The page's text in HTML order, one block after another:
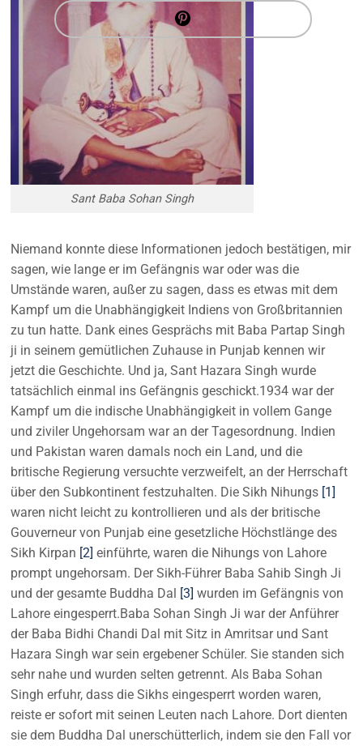
Sant Baba Sohan Singh
Niemand konnte diese Informationen jedoch bestätigen, mir
sagen, wie lange er im Gefängnis war oder was die
Umstände waren, außer zu sagen, dass es etwas mit dem
Kampf um die Unabhängigkeit Indiens von Großbritannien
zu tun hatte. Dank eines Gesprächs mit Baba Partap Singh
ji in seinem gemütlichen Zuhause in Punjab kennen wir
jetzt die Geschichte. Und ja, Sant Hazara Singh wurde
tatsächlich einmal ins Gefängnis geschickt.1934 war der
Kampf um die indische Unabhängigkeit in vollem Gange
und ziviler Ungehorsam war an der Tagesordnung. Indien
und Pakistan waren damals noch ein Land, und die
britische Regierung versuchte verzweifelt, an der Herrschaft
über den Subkontinent festzuhalten. Die Sikh Nihungs [1]
waren nicht leicht zu kontrollieren und als der britische
Gouverneur von Punjab eine gesetzliche Höchstlänge des
Sikh Kirpan [2] einführte, waren die Nihungs von Lahore
prompt ungehorsam. Der Sikh-Führer Baba Sahib Singh Ji
und der gesamte Buddha Dal [3] wurden im Gefängnis von
Lahore eingesperrt.Baba Sohan Singh Ji war der Anführer
der Baba Bidhi Chandi Dal mit Sitz in Amritsar und Sant
Hazara Singh war sein ergebener Schüler. Sie standen sich
sehr nahe und wurden selten getrennt. Als Baba Sohan
Singh erfuhr, dass die Sikhs eingesperrt worden waren,
reiste er sofort mit seinen Leuten nach Lahore. Dort dienten
sie dem Buddha Dal unerschütterlich, indem sie den Fall vor